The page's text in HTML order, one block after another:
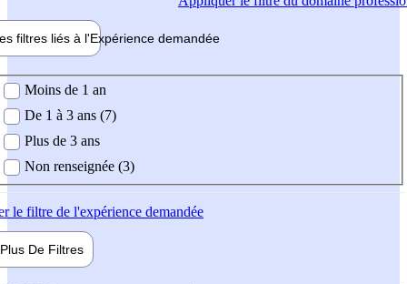
filtres liés à l'Expérience demandée
demandée
Moins de 1 an
De 1 à 3 ans (7)
Plus de 3 ans
Non renseignée (3)
le filtre de l'expérience demandée
Plus De Filtres